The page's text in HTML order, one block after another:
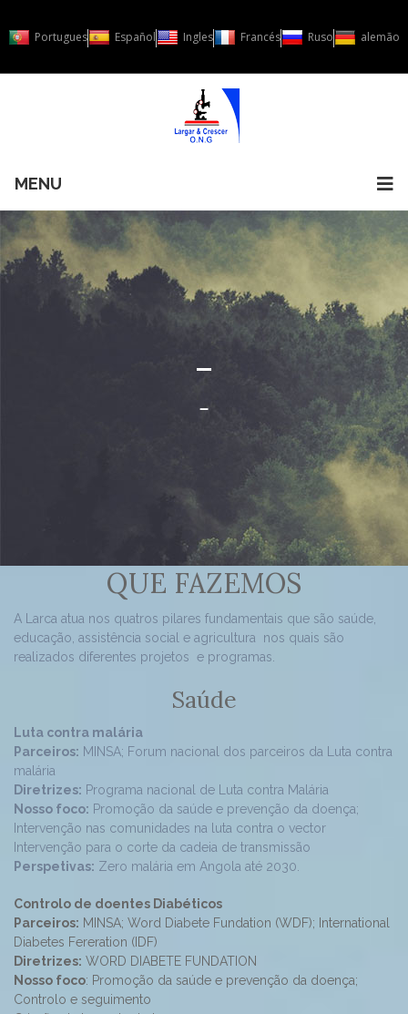
Portugues Español Ingles Francés Ruso alemão
MENU
-
-
QUE FAZEMOS
A Larca atua nos quatros pilares fundamentais que são saúde,
educação, assistência social e agricultura nos quais são
realizados diferentes projetos e programas.
Saúde
Luta contra malária
Parceiros: MINSA; Forum nacional dos parceiros da Luta contra
malária
Diretrizes: Programa nacional de Luta contra Malária
Nosso foco: Promoção da saúde e prevenção da doença;
Intervenção nas comunidades na luta contra o vector
Intervenção para o corte da cadeia de transmissão
Perspetivas: Zero malária em Angola até 2030.
Controlo de doentes Diabéticos
Parceiros: MINSA; Word Diabete Fundation (WDF); International
Diabetes Fereration (IDF)
Diretrizes: WORD DIABETE FUNDATION
Nosso foco: Promoção da saúde e prevenção da doença;
Controlo e seguimento